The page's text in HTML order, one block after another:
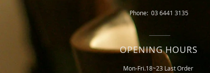
Phone: 03 6441 3135
OPENING HOURS
Mon-Fri.18~23 Last Order